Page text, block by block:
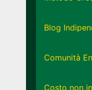
Blog
Comunità
Costo non